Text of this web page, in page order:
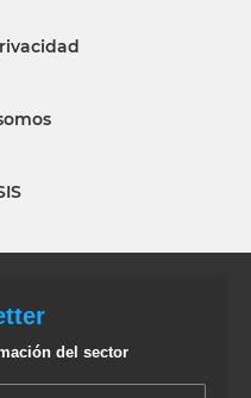
del sector